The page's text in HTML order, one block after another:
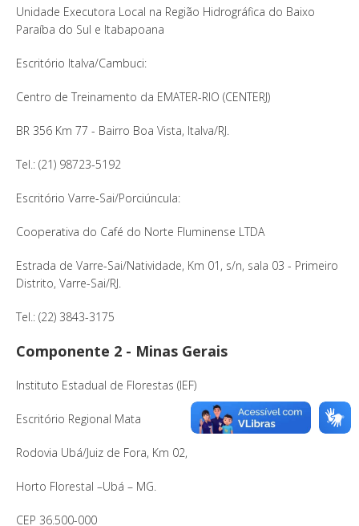
Unidade Executora Local na Região Hidrográfica do Baixo
Paraíba do Sul e Itabapoana
Escritório Italva/Cambuci:
Centro de Treinamento da EMATER-RIO (CENTERJ)
BR 356 Km 77 - Bairro Boa Vista, Italva/RJ.
Tel.: (21) 98723-5192
Escritório Varre-Sai/Porciúncula:
Cooperativa do Café do Norte Fluminense LTDA
Estrada de Varre-Sai/Natividade, Km 01, s/n, sala 03 - Primeiro
Distrito, Varre-Sai/RJ.
Tel.: (22) 3843-3175
Componente 2 - Minas Gerais
Instituto Estadual de Florestas (IEF)
Escritório Regional Mata
Rodovia Ubá/Juiz de Fora, Km 02,
Horto Florestal –Ubá – MG.
CEP 36.500-000